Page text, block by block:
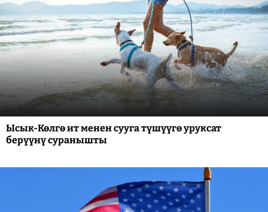
Ысык-Көлгө ит менен сууга түшүүгө уруксат
берүүнү суранышты